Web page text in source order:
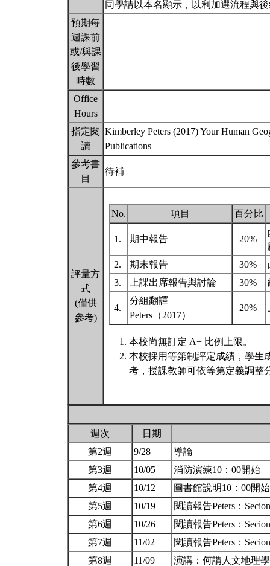
同學請以本名顯示，以利加選流程與
預期每
週課前
或/與課
後學習
時數
Office
Hours
指定閱
讀
Kimberley Peters (2017) Your Human
Publications
參考書
目
待補
評量方
式
(僅供
參考)
No. 項目 百分比
1. 期中報告 20%
2.
期末報告 30%
3.
上課出席報告與討論 30%
4.
分組翻譯
Peters（2017）
20%
本校尚無訂定 A+ 比例上限。
本校採用等第制評定成績，學生
考，授課教師可依等第定義調整
週次
日期
第2週
9/28
導論
第3週
10/05
消防演練10：00開始
第4週
10/12
圖書館說明10：00開
第5週
10/19
閱讀報告Peters：
第6週
10/26
閱讀報告Peters：
第7週
11/02
閱讀報告Peters：
第8週
11/09
演講：何謂人文地理